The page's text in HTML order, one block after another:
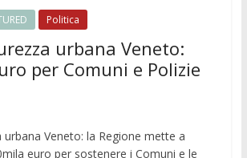
Politica
urbana Veneto:
per Comuni e Polizie
urbana Veneto: la Regione mette a
euro per sostenere i Comuni e le